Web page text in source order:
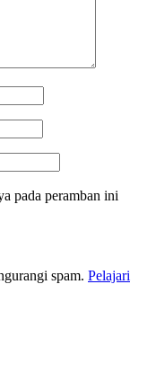
pada peramban ini
spam. Pelajari